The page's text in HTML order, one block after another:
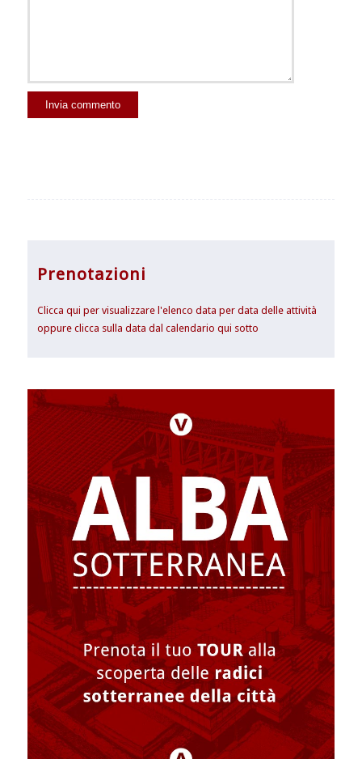
Prenotazioni
Clicca qui per visualizzare l'elenco data per data delle attività
oppure clicca sulla data dal calendario qui sotto